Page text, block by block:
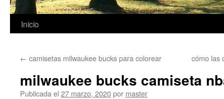
Saltar
contenido
Inicio
← camisetas milwaukee bucks para colorear cómo las
milwaukee bucks camiseta
Publicada el 27 marzo, 2020por master